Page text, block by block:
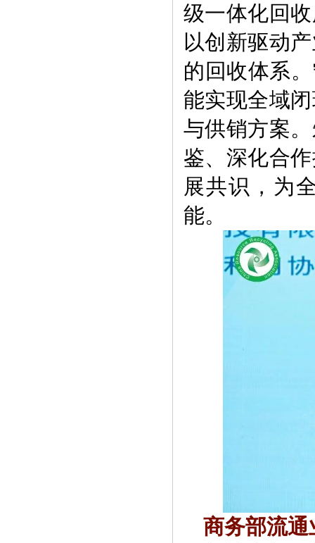
级一体化回
以创新驱动
的回收体系
能实现全域
与供销方案
鉴、深化合
展共识，为
能。
商务部流